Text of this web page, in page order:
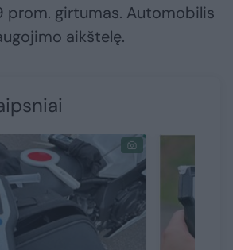
prom. girtumas. Automobilis
aikštelę.